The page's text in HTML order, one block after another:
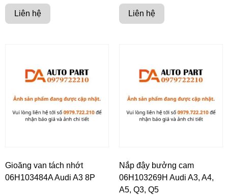
Liên hệ Liên hệ
Gioăng van tách nhớt
06H103484A Audi A3 8P
Nắp đậy bưởng cam
06H103269H Audi A3, A4,
A5, Q3, Q5